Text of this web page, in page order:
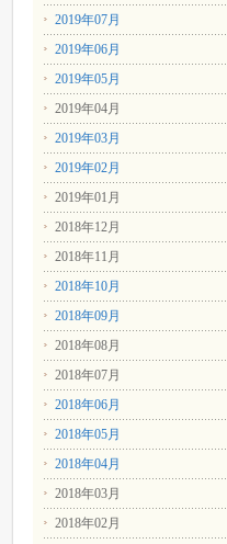
2019年07月
2019年06月
2019年05月
2019年04月
2019年03月
2019年02月
2019年01月
2018年12月
2018年11月
2018年10月
2018年09月
2018年08月
2018年07月
2018年06月
2018年05月
2018年04月
2018年03月
2018年02月